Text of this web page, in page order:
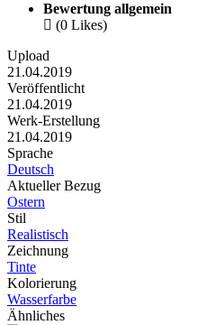
Bewertung allgemein
 (0 Likes)
Upload
21.04.2019
Veröffentlicht
21.04.2019
Werk-Erstellung
21.04.2019
Sprache
Deutsch
Aktueller Bezug
Ostern
Stil
Realistisch
Zeichnung
Tinte
Kolorierung
Wasserfarbe
Ähnliches